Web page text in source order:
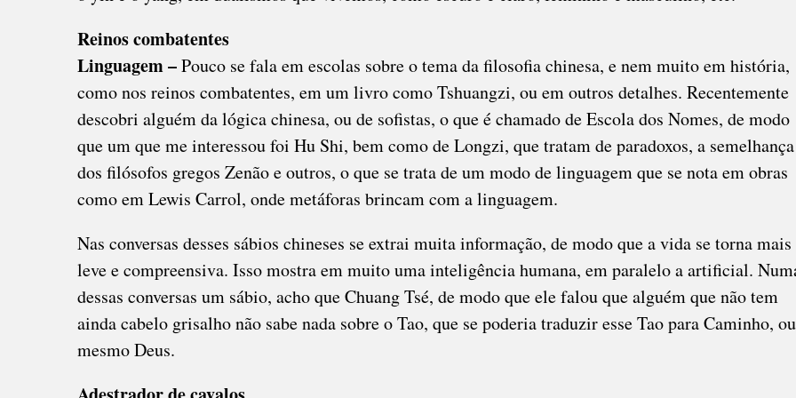
Reinos combatentes
Linguagem –Pouco se fala em escolas sobre o tema da filosofia chinesa, e nem muito em história,
como nos reinos combatentes, em um livro como Tshuangzi, ou em outros detalhes. Recentemente
descobri alguém da lógica chinesa, ou de sofistas, o que é chamado de Escola dos Nomes, de modo
que um que me interessou foi Hu Shi, bem como de Longzi, que tratam de paradoxos, a semelhança
dos filósofos gregos Zenão e outros, o que se trata de um modo de linguagem que se nota em obras
como em Lewis Carrol, onde metáforas brincam com a linguagem.
Nas conversas desses sábios chineses se extrai muita informação, de modo que a vida se torna mais
leve e compreensiva. Isso mostra em muito uma inteligência humana, em paralelo a artificial.
dessas conversas um sábio, acho que Chuang Tsé, de modo que ele falou que alguém que não tem
ainda cabelo grisalho não sabe nada sobre o Tao, que se poderia traduzir esse Tao para Caminho, ou
mesmo Deus.